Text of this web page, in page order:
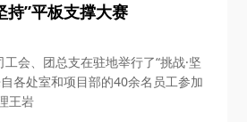
持”平板支撑大赛
会、团总支在驻地举行了“挑战·坚
各处室和项目部的40余名员工参加
王岩